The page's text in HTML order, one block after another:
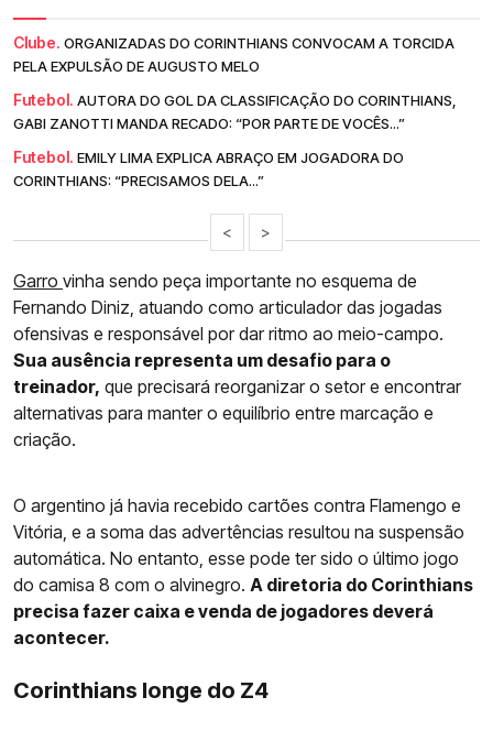
Clube. ORGANIZADAS DO CORINTHIANS CONVOCAM A TORCIDA
PELA EXPULSÃO DE AUGUSTO MELO
Futebol. AUTORA DO GOL DA CLASSIFICAÇÃO DO CORINTHIANS,
GABI ZANOTTI MANDA RECADO: “POR PARTE DE VOCÊS...”
Futebol. EMILY LIMA EXPLICA ABRAÇO EM JOGADORA DO
CORINTHIANS: “PRECISAMOS DELA...”
< >
Garro vinha sendo peça importante no esquema de
Fernando Diniz, atuando como articulador das jogadas
ofensivas e responsável por dar ritmo ao meio-campo.
Sua ausência representa um desafio para o
treinador, que precisará reorganizar o setor e encontrar
alternativas para manter o equilíbrio entre marcação e
criação.
O argentino já havia recebido cartões contra Flamengo e
Vitória, e a soma das advertências resultou na suspensão
automática. No entanto, esse pode ter sido o último jogo
do camisa 8 com o alvinegro. A diretoria do Corinthians
precisa fazer caixa e venda de jogadores deverá
acontecer.
Corinthians longe do Z4